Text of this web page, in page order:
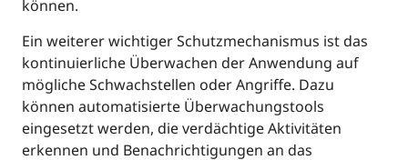
können.
Ein weiterer wichtiger Schutzmechanismus ist das
kontinuierliche Überwachen der Anwendung auf
mögliche Schwachstellen oder Angriffe. Dazu
können automatisierte Überwachungstools
eingesetzt werden, die verdächtige Aktivitäten
erkennen und Benachrichtigungen an das